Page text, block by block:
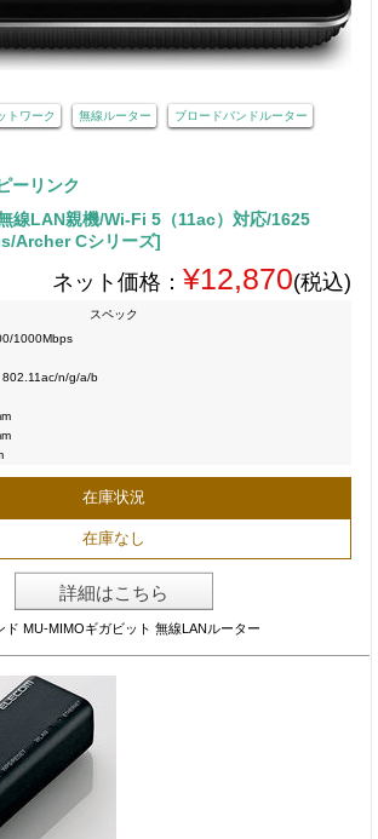
トワーク 無線ルーター ブロードバンドルーター
ーリンク
線LAN親機/Wi-Fi 5（11ac）対応/1625
Archer Cシリーズ]
ネット価格： ¥12,870(税込)
スペック
1000Mbps
802.11ac/n/g/a/b
在庫状況
在庫なし
詳細はこちら
ド MU-MIMOギガビット 無線LANルーター